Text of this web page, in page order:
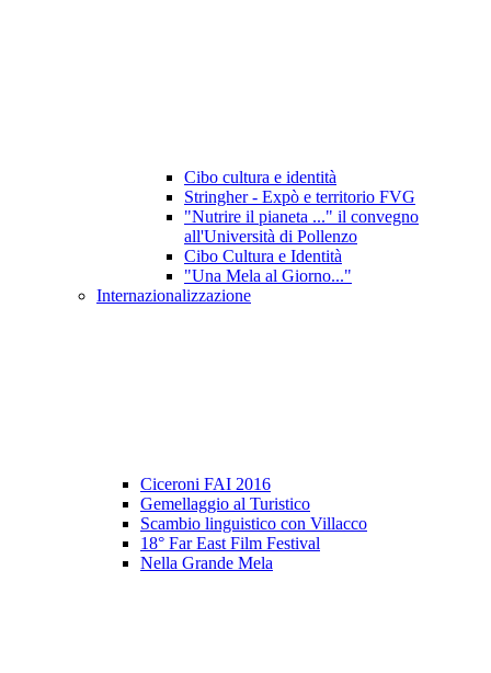
Cibo cultura e identità
Stringher - Expò e territorio FVG
"Nutrire il pianeta ..." il convegno
all'Università di Pollenzo
Cibo Cultura e Identità
"Una Mela al Giorno..."
Internazionalizzazione
Ciceroni FAI 2016
Gemellaggio al Turistico
Scambio linguistico con Villacco
18° Far East Film Festival
Nella Grande Mela